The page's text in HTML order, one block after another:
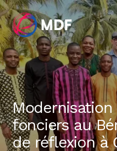
fonciers au
de réflexion à